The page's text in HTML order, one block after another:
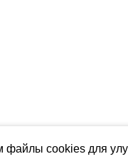
файлы cookies для